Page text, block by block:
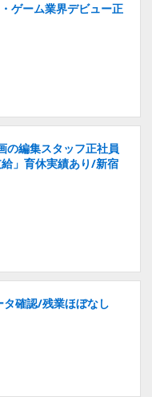
ゲーム業界デビュー正
の編集スタッフ正社員
」育休実績あり/新宿
確認/残業ほぼなし